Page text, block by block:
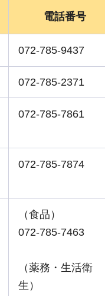
電話番号
072-785-9437
072-785-2371
072-785-7861
072-785-7874
（食品）
072-785-7463
（薬務・生活衛
生）